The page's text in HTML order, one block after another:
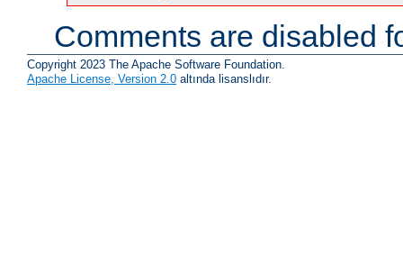
Comments are disabled
Copyright 2023 The Apache Software Foundation.
Apache License, Version 2.0 altında lisanslıdır.